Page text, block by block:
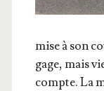
mise à son
gage, mais
compte. La